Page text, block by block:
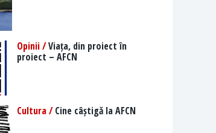
Opinii /Viața, din proiect în
proiect – AFCN
Cultura /Cine câștigă la AFCN